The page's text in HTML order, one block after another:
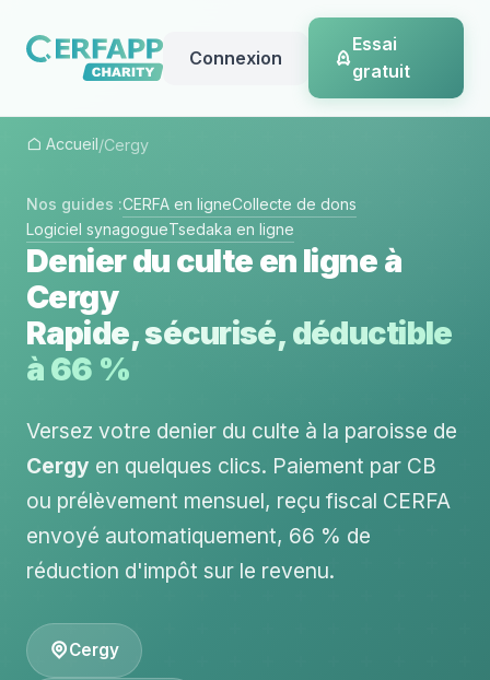
Connexion
Essai
gratuit
Accueil/Cergy
Nos guides :CERFA en ligneCollecte de dons
Logiciel synagogueTsedaka en ligne
Denier du culte en ligne à
Cergy
Rapide, sécurisé, déductible
à 66 %
Versez votre denier du culte à la paroisse de
Cergy en quelques clics. Paiement par CB
ou prélèvement mensuel, reçu fiscal CERFA
envoyé automatiquement, 66 % de
réduction d'impôt sur le revenu.
Cergy